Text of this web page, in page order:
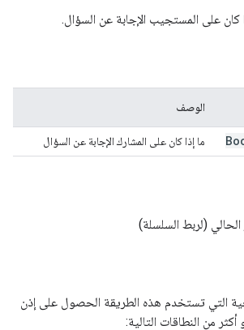
على المستجيب الإجابة عن السؤال.
الوصف
ما إذا كان على المشارك الإجابة عن السؤال
الحالي (لربط السلسلة)
التي تستخدم هذه الطريقة الحصول على إذن
أكثر من النطاقات التالية: